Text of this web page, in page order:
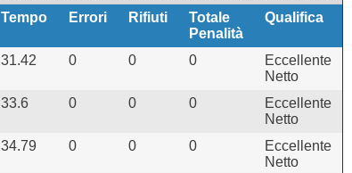
Tempo Errori Rifiuti
Totale
Penalità
Qualifica
31.42 0 0 0
Eccellente
Netto
33.6 0 0 0
Eccellente
Netto
34.79 0 0 0
Eccellente
Netto